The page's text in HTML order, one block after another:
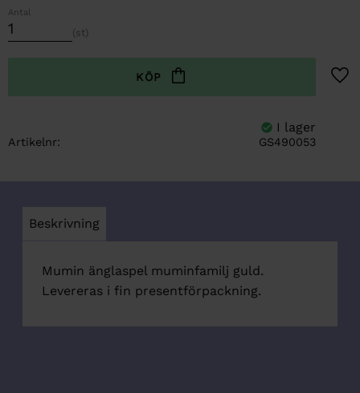
Antal
st
Artikelnr GS490053
Beskrivning
Mumin änglaspel muminfamilj guld.
Levereras i fin presentförpackning.